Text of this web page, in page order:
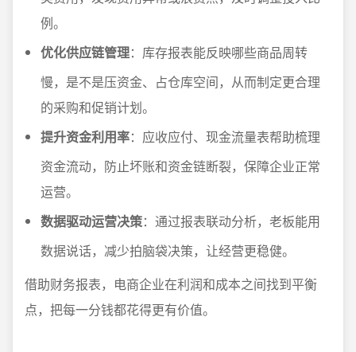
例。
优化供应链管理：库存报表能反映哪些商品周转
慢，是不是压资金、占仓库空间，从而制定更合理
的采购和促销计划。
提升资金利用率：应收应付、现金流量表帮助梳理
资金流动，防止坏账和资金链断裂，保障企业正常
运营。
数据驱动运营决策：通过报表联动分析，老板能用
数据说话，减少拍脑袋决策，让经营更稳健。
借助财务报表，电商企业在利润和成本之间找到平衡
点，把每一分钱都花得更有价值。